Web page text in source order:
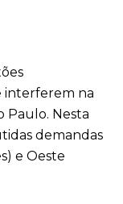
interferem na
Paulo. Nesta
demandas
e Oeste